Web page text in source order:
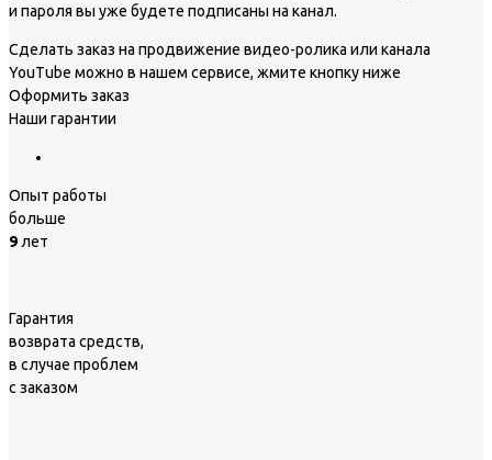
и пароля вы уже будете подписаны на канал.
Сделать заказ на продвижение видео-ролика или канала
YouTube можно в нашем сервисе, жмите кнопку ниже
Оформить заказ
Наши гарантии
Опыт работы
больше
9лет
Гарантия
возврата средств,
в случае проблем
с заказом